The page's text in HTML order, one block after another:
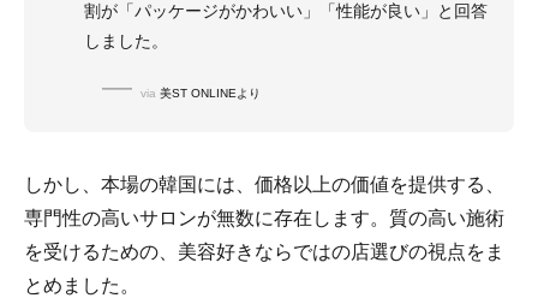
割が「パッケージがかわいい」「性能が良い」と回答
しました。
via 美ST ONLINEより
しかし、本場の韓国には、価格以上の価値を提供する、
専門性の高いサロンが無数に存在します。質の高い施術
を受けるための、美容好きならではの店選びの視点をま
とめました。